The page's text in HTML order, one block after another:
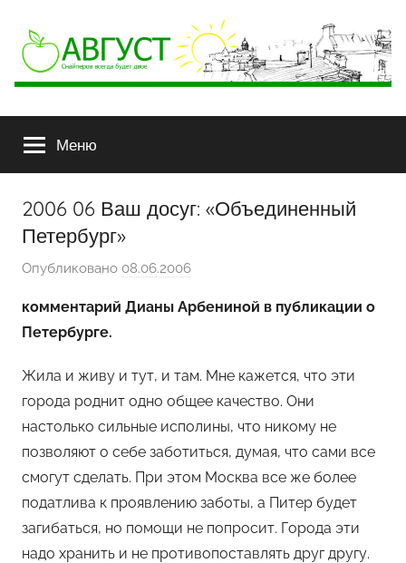
АВГУСТ
будет
двое
Меню
2006 06 Ваш досуг: «Объединенный
Петербург»
Опубликовано 08.06.2006
т
о
м
Ф
а
н
н
и
комментарий Дианы Арбениной в публикации о
Петербурге.
Жила и живу и тут, и там. Мне кажется, что эти
города роднит одно общее качество. Они
настолько сильные исполины, что никому не
позволяют о себе заботиться, думая, что сами все
смогут сделать. При этом Москва все же более
податлива к проявлению заботы, а Питер будет
загибаться, но помощи не попросит. Города эти
надо хранить и не противопоставлять друг другу.